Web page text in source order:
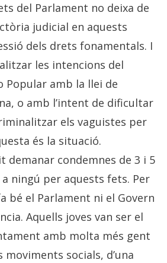
del Parlament no deixa de
judicial en aquests
dels drets fonamentals. I
les intencions del
Popular amb la llei de
o amb l’intent de dificultar
els vaguistes per
és la situació.
demanar condemnes de 3 i 5
ningú per aquests fets. Per
bé el Parlament ni el Govern
Aquells joves van ser el
amb molta més gent
socials, d’una